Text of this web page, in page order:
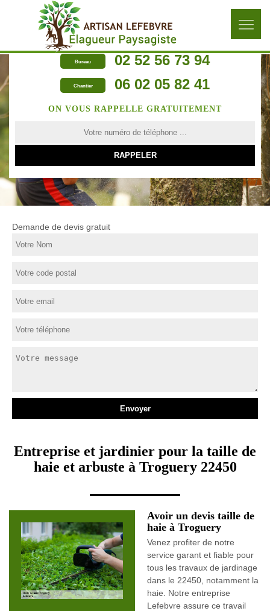
Bureau 02 52 56 73 94
Chantier 06 02 05 82 41
ON VOUS RAPPELLE GRATUITEMENT
Demande de devis gratuit
Entreprise et jardinier pour la taille de
haie et arbuste à Troguery 22450
Avoir un devis taille de
haie à Troguery
Venez profiter de notre
service garant et fiable pour
tous les travaux de jardinage
dans le 22450, notamment la
haie. Notre entreprise
Lefebvre assure ce travail